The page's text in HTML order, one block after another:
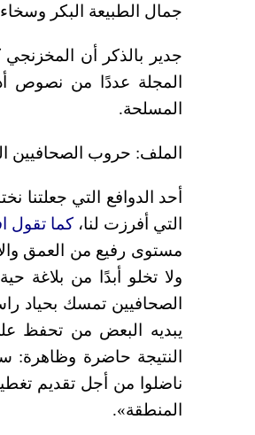
جمال الطبيعة البكر
جدير بالذكر أن
المجلة عددًا من نصوص
المسلحة.
الملف: حروب الصحافيين
أحد الدوافع التي جعلتنا
التي أفرزت لنا،كما تقول
مستوى رفيع من العمق
ولا تخلو أبدًا من بلاغة
الصحافيين تمسك بحياد
يبديه البعض من تحفظ
النتيجة حاضرة وظاهرة:
ناضلوا من أجل تقديم
المنطقة».